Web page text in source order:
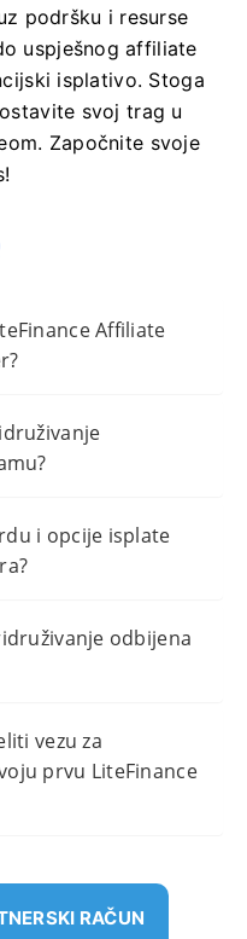
podršku i resurse
uspješnog affiliate
isplativo. Stoga
svoj trag u
Započnite svoje
Affiliate
i opcije isplate
odbijena
vezu za
prvu LiteFinance
RAČUN